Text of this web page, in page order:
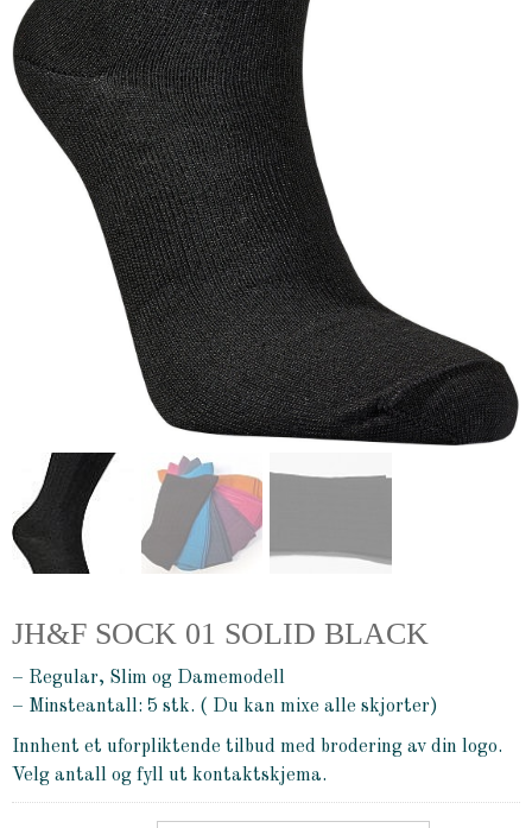
JH&F SOCK 01 SOLID BLACK
– Regular, Slim og Damemodell
– Minsteantall: 5 stk. ( Du kan mixe alle skjorter)
Innhent et uforpliktende tilbud med brodering av din logo.
Velg antall og fyll ut kontaktskjema.